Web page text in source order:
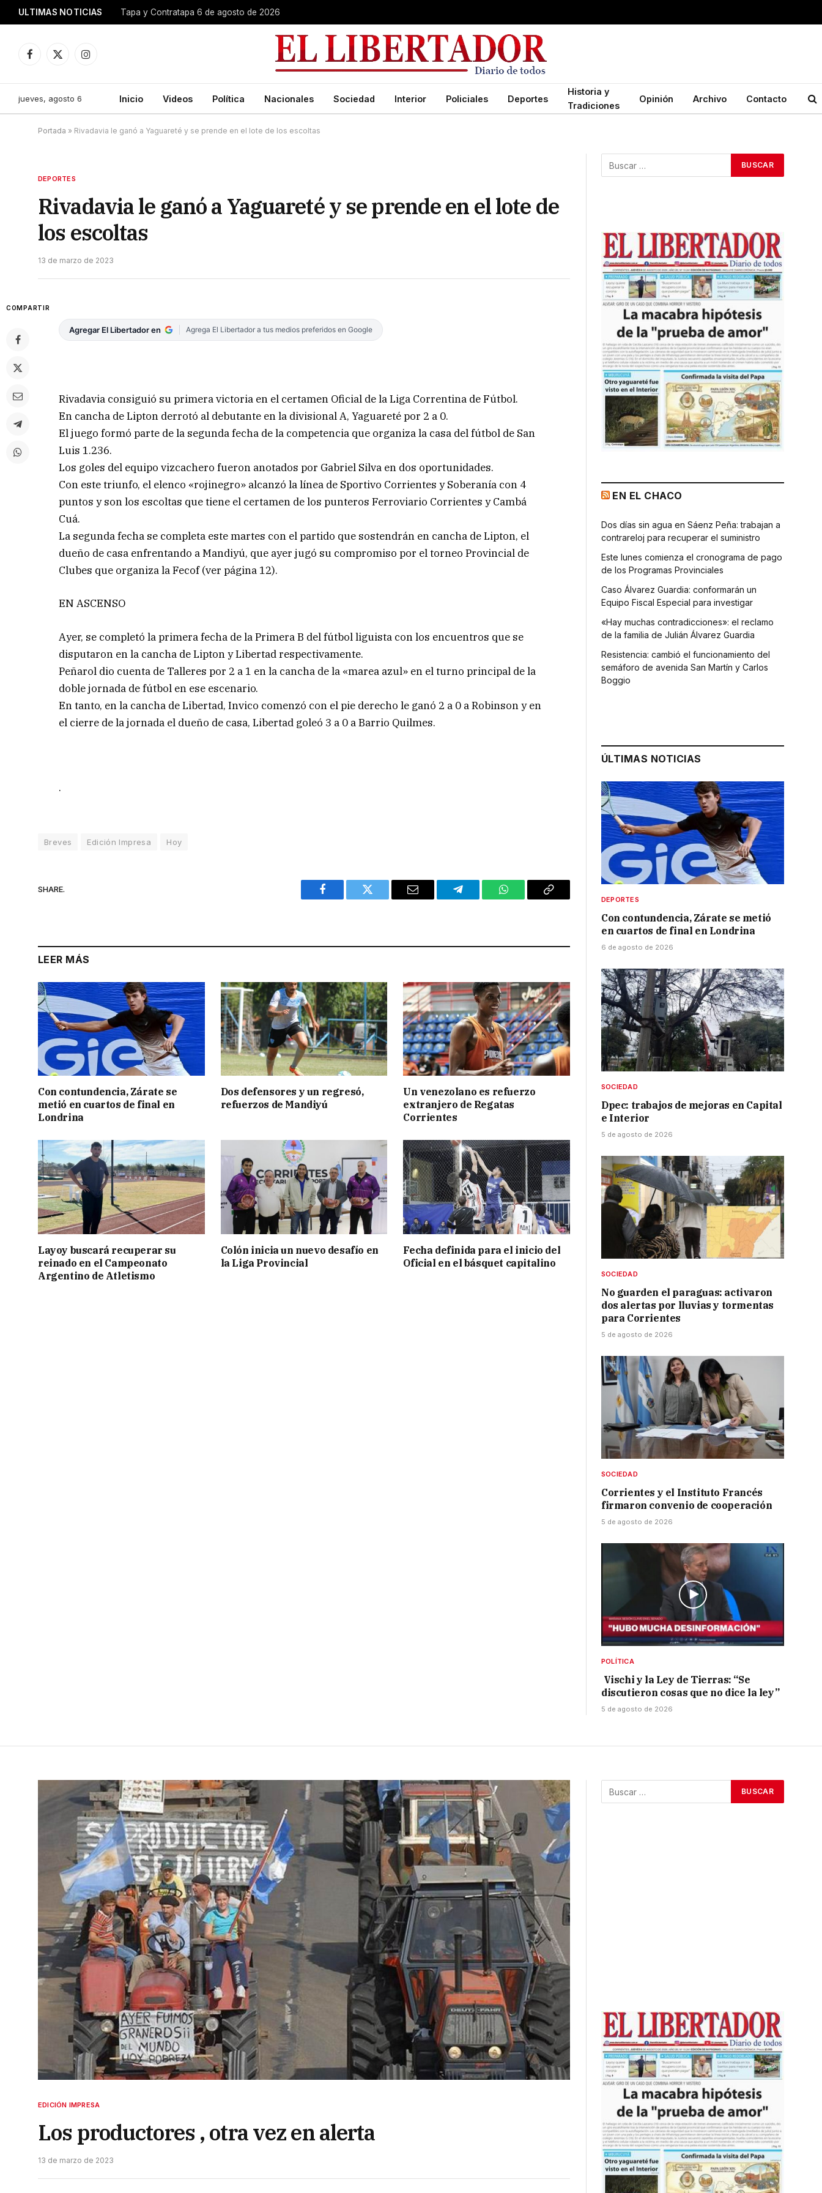
ULTIMAS NOTICIAS Tapa y Contratapa 6 de agosto de 2026
Facebook
X
Instagram
jueves, agosto 6 Inicio Videos Política Nacionales Sociedad Interior Policiales Deportes
Historia y
Tradiciones
Opinión Archivo Contacto
Portada » Rivadavia le ganó a Yaguareté y se prende en el lote de los escoltas
DEPORTES
Rivadavia le ganó a Yaguareté y se prende en el lote de
los escoltas
13 de marzo de 2023
COMPARTIR
Agregar El Libertador en Agrega El Libertador a tus medios preferidos en Google
Rivadavia consiguió su primera victoria en el certamen Oficial de la Liga Correntina de Fútbol.
En cancha de Lipton derrotó al debutante en la divisional A, Yaguareté por 2 a 0.
El juego formó parte de la segunda fecha de la competencia que organiza la casa del fútbol de San
Luis 1.236.
Los goles del equipo vizcachero fueron anotados por Gabriel Silva en dos oportunidades.
Con este triunfo, el elenco «rojinegro» alcanzó la línea de Sportivo Corrientes y Soberanía con 4
puntos y son los escoltas que tiene el certamen de los punteros Ferroviario Corrientes y Cambá
Cuá.
La segunda fecha se completa este martes con el partido que sostendrán en cancha de Lipton, el
dueño de casa enfrentando a Mandiyú, que ayer jugó su compromiso por el torneo Provincial de
Clubes que organiza la Fecof (ver página 12).
EN ASCENSO
Ayer, se completó la primera fecha de la Primera B del fútbol liguista con los encuentros que se
disputaron en la cancha de Lipton y Libertad respectivamente.
Peñarol dio cuenta de Talleres por 2 a 1 en la cancha de la «marea azul» en el turno principal de la
doble jornada de fútbol en ese escenario.
En tanto, en la cancha de Libertad, Invico comenzó con el pie derecho le ganó 2 a 0 a Robinson y en
el cierre de la jornada el dueño de casa, Libertad goleó 3 a 0 a Barrio Quilmes.
.
Breves Edición Impresa Hoy
SHARE.
Facebook Twitter Email Telegram WhatsAppCopy
LEER MÁS
Con contundencia, Zárate se
metió en cuartos de final en
Londrina
Dos defensores y un regresó,
refuerzos de Mandiyú
Un venezolano es refuerzo
extranjero de Regatas
Corrientes
Layoy buscará recuperar su
reinado en el Campeonato
Argentino de Atletismo
Colón inicia un nuevo desafío en
la Liga Provincial
Fecha definida para el inicio del
Oficial en el básquet capitalino
EN EL CHACO
Dos días sin agua en Sáenz Peña: trabajan a
contrareloj para recuperar el suministro
Este lunes comienza el cronograma de pago
de los Programas Provinciales
Caso Álvarez Guardia: conformarán un
Equipo Fiscal Especial para investigar
«Hay muchas contradicciones»: el reclamo
de la familia de Julián Álvarez Guardia
Resistencia: cambió el funcionamiento del
semáforo de avenida San Martín y Carlos
Boggio
ÚLTIMAS NOTICIAS
DEPORTES
Con contundencia, Zárate se metió
en cuartos de final en Londrina
6 de agosto de 2026
SOCIEDAD
Dpec: trabajos de mejoras en Capital
e Interior
5 de agosto de 2026
SOCIEDAD
No guarden el paraguas: activaron
dos alertas por lluvias y tormentas
para Corrientes
5 de agosto de 2026
SOCIEDAD
Corrientes y el Instituto Francés
firmaron convenio de cooperación
5 de agosto de 2026
POLÍTICA
Vischi y la Ley de Tierras: “Se
discutieron cosas que no dice la ley”
5 de agosto de 2026
EDICIÓN IMPRESA
Los productores , otra vez en alerta
13 de marzo de 2023